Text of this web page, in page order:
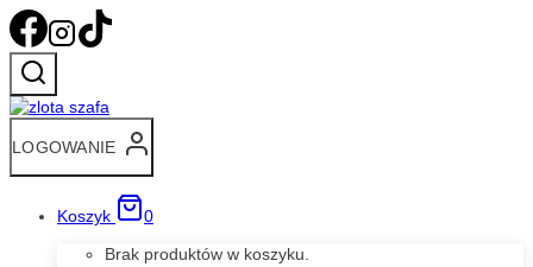
Przejdź
do
treści
LOGOWANIE
Koszyk
0
Brak produktów w koszyku.